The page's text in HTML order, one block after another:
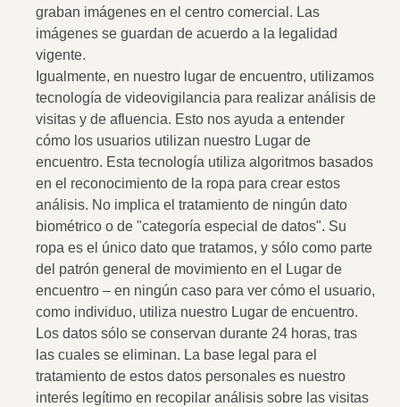
graban imágenes en el centro comercial. Las
imágenes se guardan de acuerdo a la legalidad
vigente.
Igualmente, en nuestro lugar de encuentro, utilizamos
tecnología de videovigilancia para realizar análisis de
visitas y de afluencia. Esto nos ayuda a entender
cómo los usuarios utilizan nuestro Lugar de
encuentro. Esta tecnología utiliza algoritmos basados
en el reconocimiento de la ropa para crear estos
análisis. No implica el tratamiento de ningún dato
biométrico o de "categoría especial de datos". Su
ropa es el único dato que tratamos, y sólo como parte
del patrón general de movimiento en el Lugar de
encuentro – en ningún caso para ver cómo el usuario,
como individuo, utiliza nuestro Lugar de encuentro.
Los datos sólo se conservan durante 24 horas, tras
las cuales se eliminan. La base legal para el
tratamiento de estos datos personales es nuestro
interés legítimo en recopilar análisis sobre las visitas